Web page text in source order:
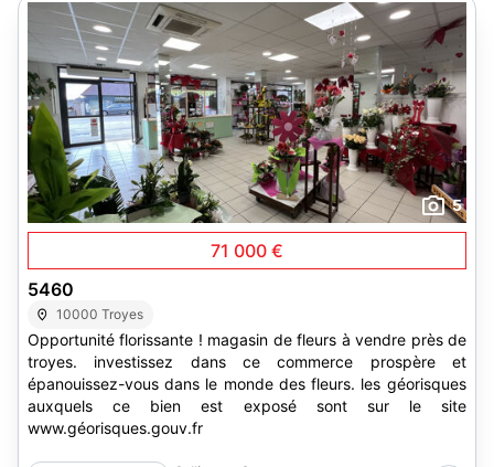
5
71 000 €
5460
10000 Troyes
Opportunité florissante ! magasin de fleurs à vendre près de
troyes. investissez dans ce commerce prospère et
épanouissez-vous dans le monde des fleurs. les géorisques
auxquels ce bien est exposé sont sur le site
www.géorisques.gouv.fr